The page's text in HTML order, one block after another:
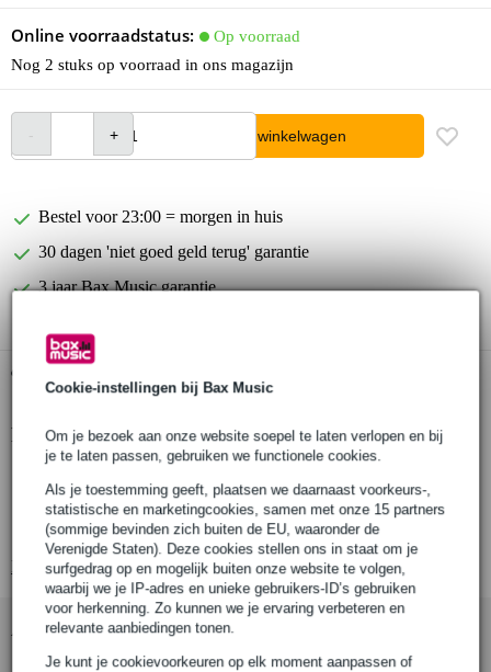
Cookie-instellingen bij Bax Music
Om je bezoek aan onze website soepel te laten verlopen en bij
je te laten passen, gebruiken we functionele cookies.
Als je toestemming geeft, plaatsen we daarnaast voorkeurs-,
statistische en marketingcookies, samen met onze 15 partners
(sommige bevinden zich buiten de EU, waaronder de
Verenigde Staten). Deze cookies stellen ons in staat om je
surfgedrag op en mogelijk buiten onze website te volgen,
waarbij we je IP-adres en unieke gebruikers-ID’s gebruiken
voor herkenning. Zo kunnen we je ervaring verbeteren en
relevante aanbiedingen tonen.
Je kunt je cookievoorkeuren op elk moment aanpassen of
Online voorraadstatus:
Op voorraad
Nog 2 stuks op voorraad in ons magazijn
In winkelwagen
Bestel voor 23:00 = morgen in huis
30 dagen 'niet goed geld terug' garantie
3 jaar Bax Music garantie
Productinformatie
voor voeden van max. 8 effectpedalen tegelijk
haakse 2.1 mm-connectoren
Bekijk alle productspecificaties
Accessoires (2)